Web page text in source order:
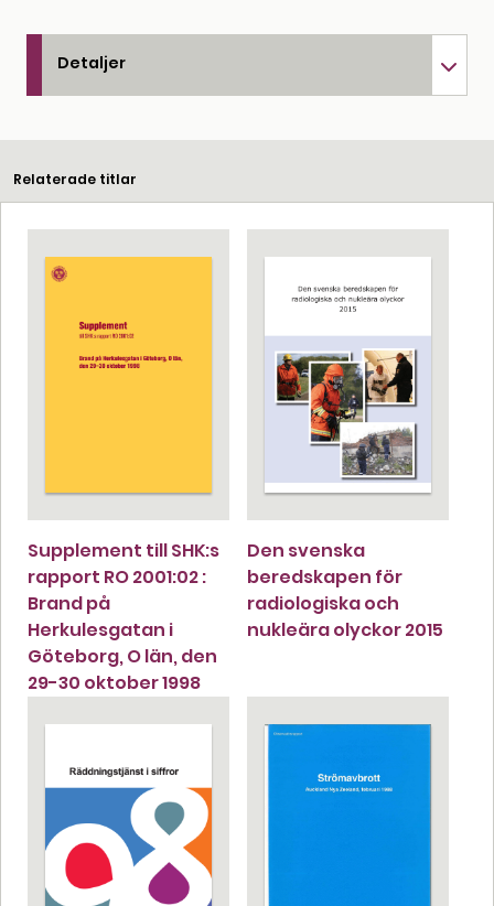
Detaljer
Relaterade titlar
Supplement till SHK:s
rapport RO 2001:02 :
Brand på
Herkulesgatan i
Göteborg, O län, den
29-30 oktober 1998
Den svenska
beredskapen för
radiologiska och
nukleära olyckor 2015